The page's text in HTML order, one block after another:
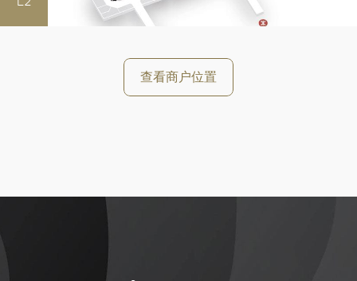
查看商户位置